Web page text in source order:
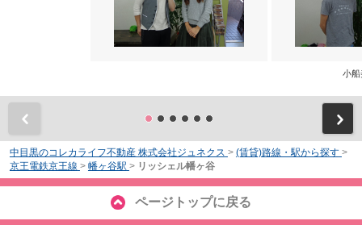
小船
中目黒のコレカライフ不動産 株式会社ジュネクス > (賃貸)路線・駅から探す >
京王電鉄京王線 > 幡ヶ谷駅 > リッシェル幡ヶ谷
ページトップに戻る